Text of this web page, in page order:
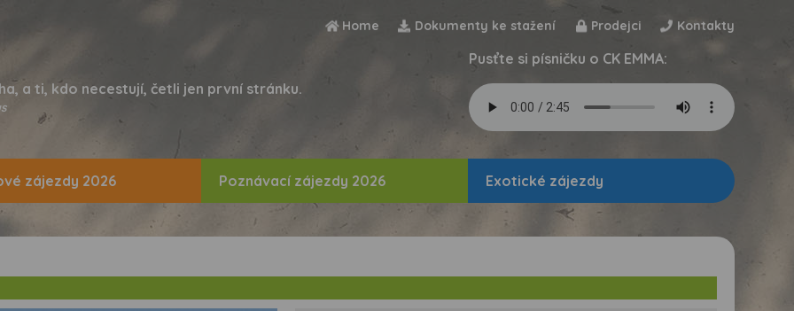
Home Dokumenty ke stažení Prodejci Kontakty
a ti, kdo necestují, četli jen první stránku.
Pusťte si písničku o CK EMMA:
zájezdy 2026 Poznávací zájezdy 2026 Exotické zájezdy